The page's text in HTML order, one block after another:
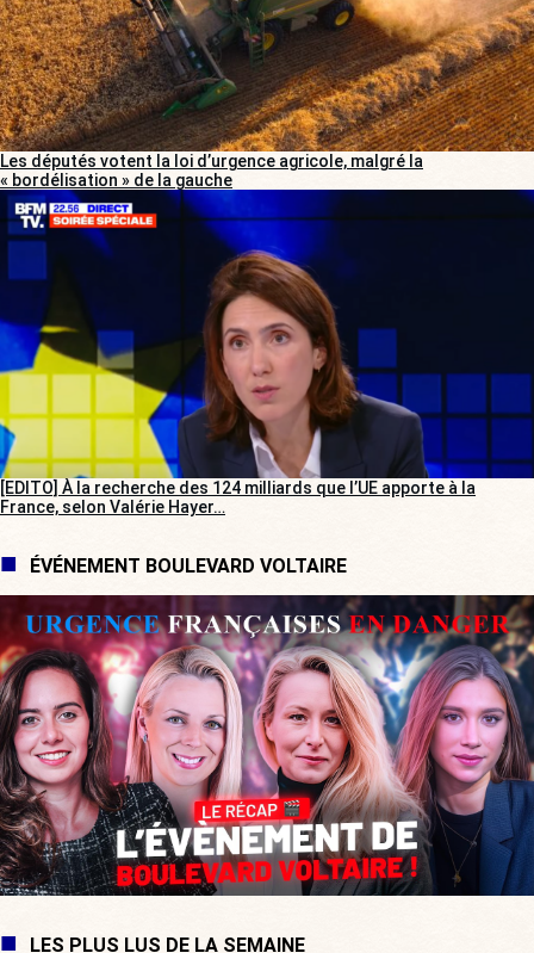
Les députés votent la loi d’urgence agricole, malgré la
« bordélisation » de la gauche
[EDITO] À la recherche des 124 milliards que l’UE apporte à la
France, selon Valérie Hayer…
ÉVÉNEMENT BOULEVARD VOLTAIRE
LES PLUS LUS DE LA SEMAINE